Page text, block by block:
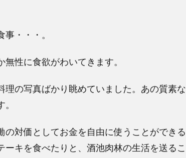
・・・。
性に食欲がわいてきます。
の写真ばかり眺めていました。あの質素な
対価としてお金を自由に使うことができる
キを食べたりと、酒池肉林の生活を送るこ